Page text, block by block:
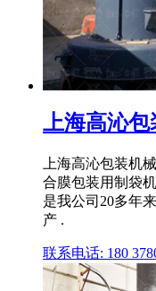
上海高沁包
上海高沁包装机
合膜包装用制袋
是我公司20多年
产 .
联系电话: 180